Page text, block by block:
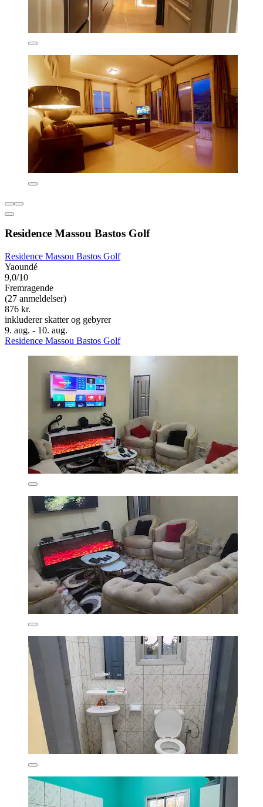
Residence Massou Bastos Golf
Residence Massou Bastos Golf
Yaoundé
9,0/10
Fremragende
(27 anmeldelser)
876 kr.
inkluderer skatter og gebyrer
9. aug. - 10. aug.
Residence Massou Bastos Golf